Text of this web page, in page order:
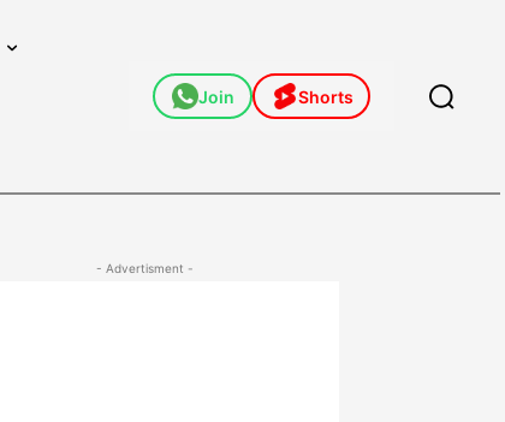
Join Shorts
- Advertisment -